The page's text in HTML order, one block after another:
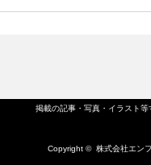
掲載の記事・写真・イラスト
Copyright © 株式会社エン